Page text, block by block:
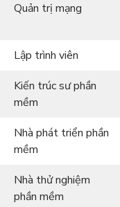
Quản trị mạng
Lập trình viên
Kiến trúc sư phần
mềm
Nhà phát triển phần
mềm
Nhà thử nghiệm
phần mềm